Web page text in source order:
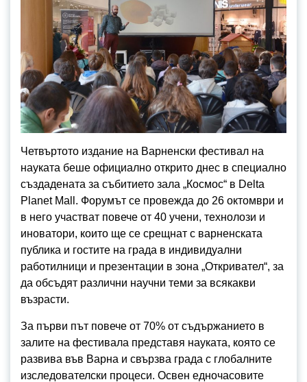
Четвъртото издание на Варненски фестивал на
науката беше официално открито днес в специално
създадената за събитието зала „Космос“ в Delta
Planet Mall. Форумът се провежда до 26 октомври и
в него участват повече от 40 учени, технолози и
иноватори, които ще се срещнат с варненската
публика и гостите на града в индивидуални
работилници и презентации в зона „Откривател“, за
да обсъдят различни научни теми за всякакви
възрасти.
За първи път повече от 70% от съдържанието в
залите на фестивала представя науката, която се
развива във Варна и свързва града с глобалните
изследователски процеси. Освен едночасовите